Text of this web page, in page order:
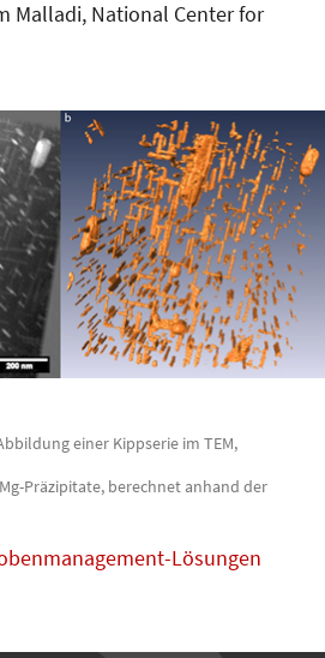
Malladi, National Center for
einer Kippserie im TEM,
Präzipitate, berechnet anhand der
Lösungen